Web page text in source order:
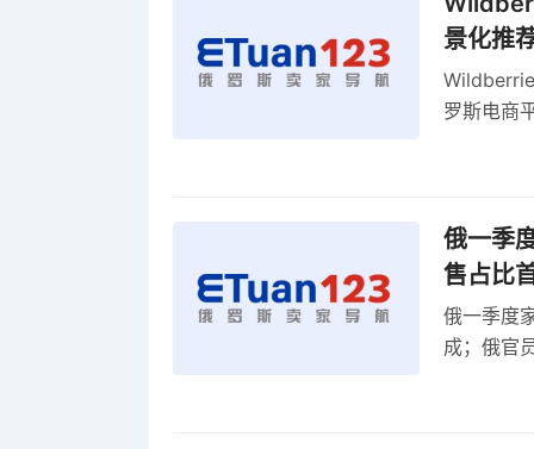
景化推
罗斯电商
俄一季
售占比
俄一季度
成；俄官